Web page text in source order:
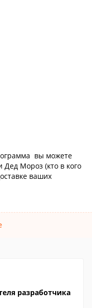
вы можете
Дед Мороз (кто в кого
ваших
разработчика